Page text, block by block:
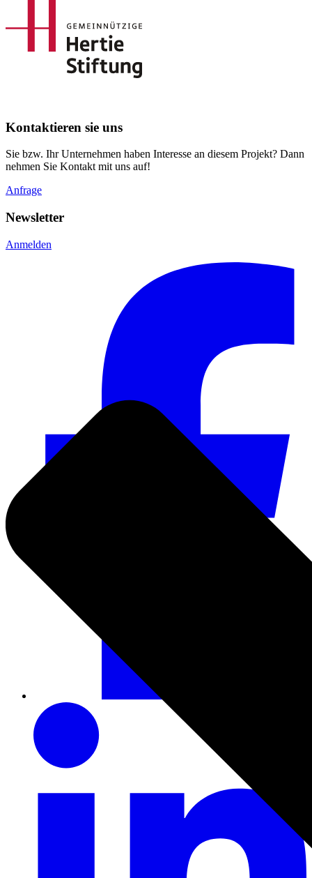
Kontaktieren sie uns
Sie bzw. Ihr Unternehmen haben Interesse an diesem Projekt? Dann
nehmen Sie Kontakt mit uns auf!
Anfrage
Newsletter
Anmelden